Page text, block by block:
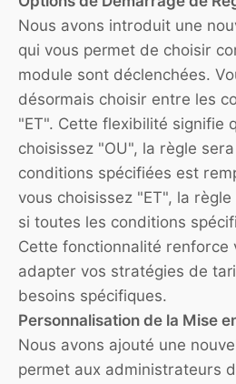
Nous avons introduit une
qui vous permet de choisir
module sont déclenchées.
désormais choisir entre les
"ET". Cette flexibilité signifie
choisissez "OU", la règle
conditions spécifiées est
vous choisissez "ET", la
si toutes les conditions
Cette fonctionnalité renforce
adapter vos stratégies de
besoins spécifiques.
Personnalisation de la Mise
Nous avons ajouté une
permet aux administrateurs